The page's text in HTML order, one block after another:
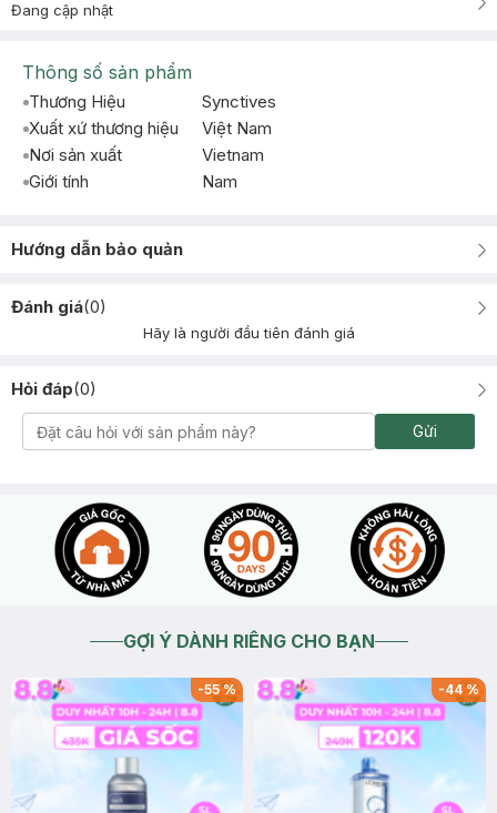
Đang cập nhật
Thông số sản phẩm
Thương Hiệu
Synctives
Xuất xứ thương hiệu
Việt Nam
Nơi sản xuất
Vietnam
Giới tính
Nam
Hướng dẫn bảo quản
Đánh giá(0)
Hãy là người đầu tiên đánh giá
Hỏi đáp(0)
Gửi
GỢI Ý DÀNH RIÊNG CHO BẠN
-55% -44%